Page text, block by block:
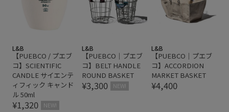
L&B
【PUEBCO / プエブ
コ】SCIENTIFIC
CANDLE サイエンテ
ィフィック キャンド
ル 50ml
¥1,320 NEW!
L&B
【PUEBCO｜プエブ
コ】BELT HANDLE
ROUND BASKET
¥3,300 NEW!
L&B
【PUEBCO｜プエブ
コ】ACCORDION
MARKET BASKET
¥4,400